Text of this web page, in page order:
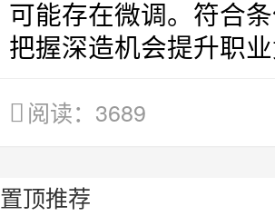
可能存在微调。符合
把握深造机会提升职
阅读：3689
置顶推荐